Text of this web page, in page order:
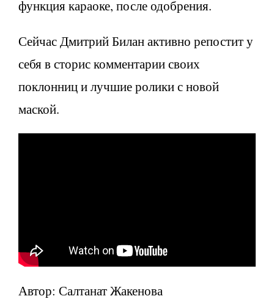
функция караоке, после одобрения.
Сейчас Дмитрий Билан активно репостит у
себя в сторис комментарии своих
поклонниц и лучшие ролики с новой
маской.
Автор: Салтанат Жакенова